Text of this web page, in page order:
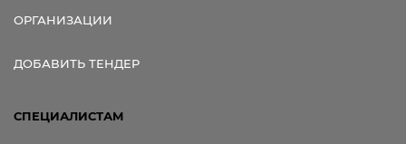
ОРГАНИЗАЦИИ
ДОБАВИТЬ ТЕНДЕР
СПЕЦИАЛИСТАМ